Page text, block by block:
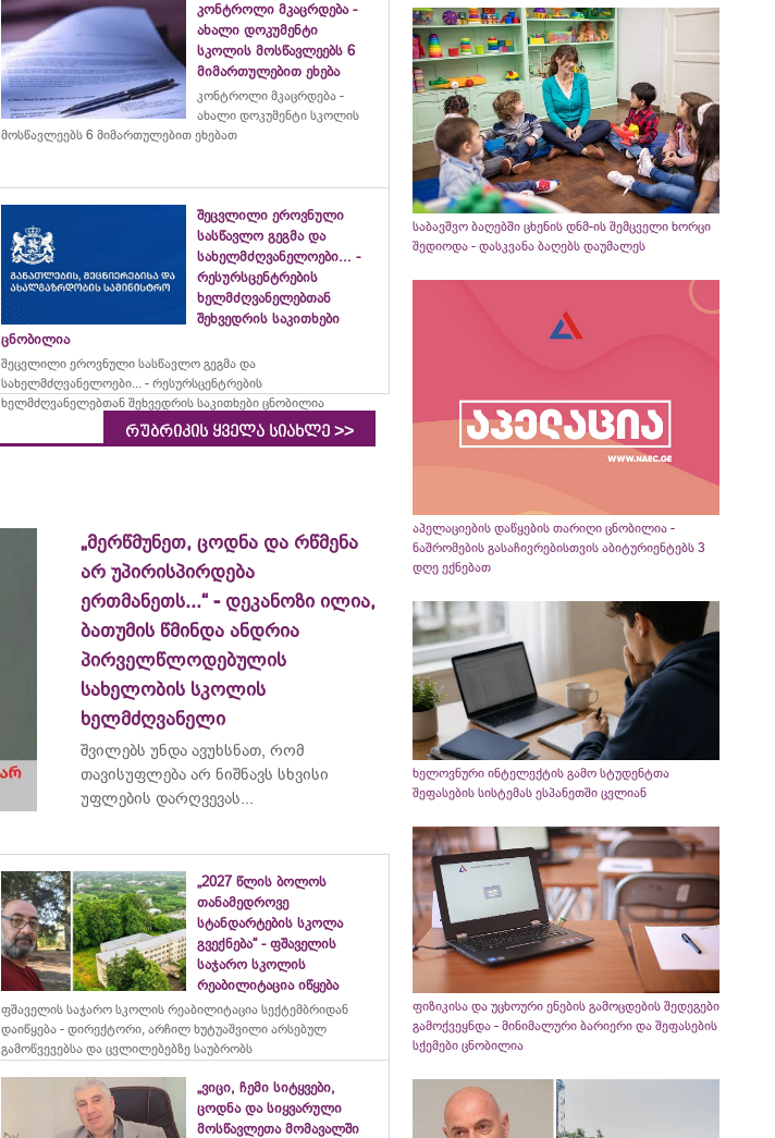
კონტროლი მკაცრდება -
ახალი დოკუმენტი
სკოლის მოსწავლეებს 6
მიმართულებით ეხება
კონტროლი მკაცრდება -
ახალი დოკუმენტი სკოლის
მოსწავლეებს 6 მიმართულებით ეხებათ
შეცვლილი ეროვნული
სასწავლო გეგმა და
სახელმძღვანელოები... -
რესურსცენტრების
ხელმძღვანელებთან
შეხვედრის საკითხები
ცნობილია
შეცვლილი ეროვნული სასწავლო გეგმა და
სახელმძღვანელოები... - რესურსცენტრების
ხელმძღვანელებთან შეხვედრის საკითხები ცნობილია
რუბრიკის ყველა სიახლე >>
„მერწმუნეთ, ცოდნა და რწმენა
არ უპირისპირდება
ერთმანეთს...“ - დეკანოზი ილია,
ბათუმის წმინდა ანდრია
პირველწლოდებულის
სახელობის სკოლის
ხელმძღვანელი
შვილებს უნდა ავუხსნათ, რომ
თავისუფლება არ ნიშნავს სხვისი
უფლების დარღვევას...
„2027 წლის ბოლოს
თანამედროვე
სტანდარტების სკოლა
გვექნება“ - ფშაველის
საჯარო სკოლის
რეაბილიტაცია იწყება
ფშაველის საჯარო სკოლის რეაბილიტაცია სექტემბრიდან
დაიწყება - დირექტორი, არჩილ ხუტუაშვილი არსებულ
გამოწვევებსა და ცვლილებებზე საუბრობს
„ვიცი, ჩემი სიტყვები,
ცოდნა და სიყვარული
მოსწავლეთა მომავალში
საბავშვო ბაღებში ცხენის დნმ-ის შემცველი ხორცი
შედიოდა - დასკვანა ბაღებს დაუმალეს
აპელაციების დაწყების თარიღი ცნობილია -
ნაშრომების გასაჩივრებისთვის აბიტურიენტებს 3
დღე ექნებათ
ხელოვნური ინტელექტის გამო სტუდენტთა
შეფასების სისტემას ესპანეთში ცვლიან
ფიზიკისა და უცხოური ენების გამოცდების შედეგები
გამოქვეყნდა - მინიმალური ბარიერი და შეფასების
სქემები ცნობილია